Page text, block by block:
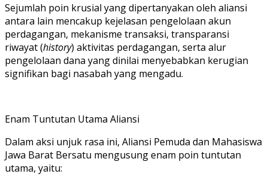
Sejumlah poin krusial yang dipertanyakan oleh aliansi
antara lain mencakup kejelasan pengelolaan akun
perdagangan, mekanisme transaksi, transparansi
riwayat (history) aktivitas perdagangan, serta alur
pengelolaan dana yang dinilai menyebabkan kerugian
signifikan bagi nasabah yang mengadu.
​Enam Tuntutan Utama Aliansi
​Dalam aksi unjuk rasa ini, Aliansi Pemuda dan Mahasiswa
Jawa Barat Bersatu mengusung enam poin tuntutan
utama, yaitu: